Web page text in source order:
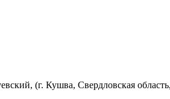
(г. Кушва, Свердловская